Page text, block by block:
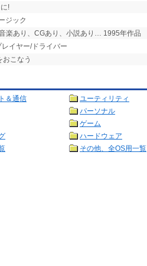
!
ジック
楽あり、CGあり、小説あり… 1995年作品
イヤー/ドライバー
こなう
＆通信
ユーティリティ
パーソナル
ゲーム
ハードウェア
その他、全OS用一覧